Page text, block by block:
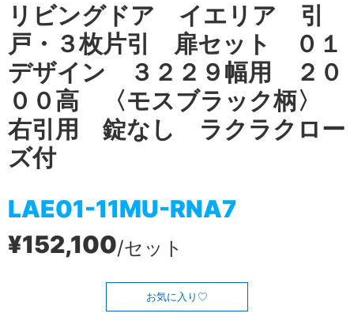
リビングドア イエリア 引
戸・３枚片引 扉セット ０１
デザイン ３２２９幅用 ２０
００高 〈モスブラック柄〉
右引用 錠なし ラクラクロー
ズ付
LAE01-11MU-RNA7
¥152,100/セット
お気に入り